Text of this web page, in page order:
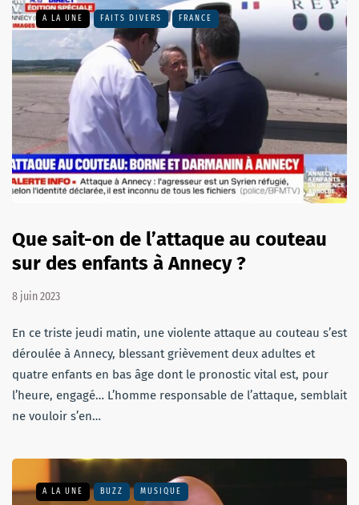
A LA UNE FAITS DIVERS FRANCE
Que sait-on de l’attaque au couteau
sur des enfants à Annecy ?
8 juin 2023
En ce triste jeudi matin, une violente attaque au couteau s’est
déroulée à Annecy, blessant grièvement deux adultes et
quatre enfants en bas âge dont le pronostic vital est, pour
l’heure, engagé… L’homme responsable de l’attaque, semblait
ne vouloir s’en…
A LA UNE BUZZ MUSIQUE